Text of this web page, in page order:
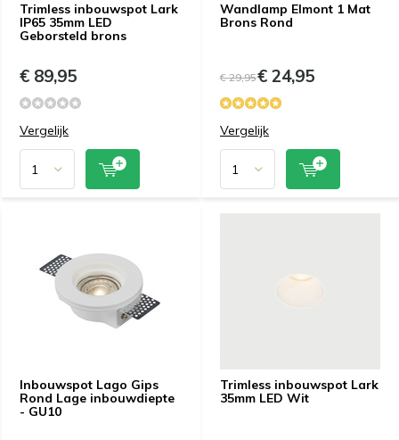
Trimless inbouwspot Lark
IP65 35mm LED
Geborsteld brons
€ 89,95
Vergelijk
Wandlamp Elmont 1 Mat
Brons Rond
€ 29,95€ 24,95
Vergelijk
Inbouwspot Lago Gips
Rond Lage inbouwdiepte
- GU10
Trimless inbouwspot Lark
35mm LED Wit